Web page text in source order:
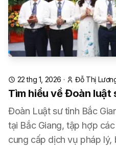
22 thg 1, 2026 · Đỗ Thị
Tìm hiểu về Đoàn luật
Đoàn Luật sư tỉnh Bắc
tại Bắc Giang, tập hợp
cung cấp dịch vụ pháp